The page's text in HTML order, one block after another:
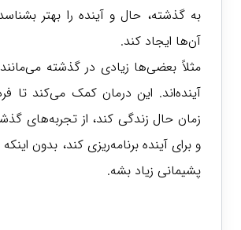
به گذشته، حال و آینده را بهتر
آن‌ها ایجاد کند.
مثلاً بعضی‌ها زیادی در گذشته
آینده‌اند. این درمان کمک می‌کند تا
زمان حال زندگی کند، از تجربه‌های
و برای آینده برنامه‌ریزی کند، بدون اینکه
پشیمانی زیاد بشه.